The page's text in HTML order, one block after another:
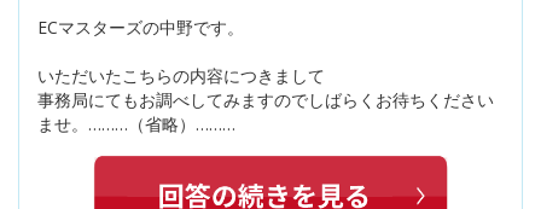
ECマスターズの中野です。
いただいたこちらの内容につきまして
事務局にてもお調べしてみますのでしばらくお待ちください
ませ。………（省略）………